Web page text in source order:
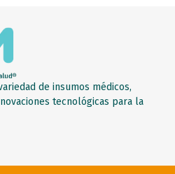
de insumos médicos,
tecnológicas para la